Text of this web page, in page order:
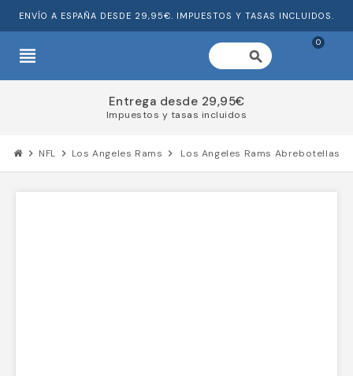
ENVÍO A ESPAÑA DESDE 29,95€. IMPUESTOS Y TASAS INCLUIDOS.
view_headline search
0
Entrega desde 29,95€
Impuestos y tasas incluidos
chevron_right NFL chevron_right Los Angeles Rams chevron_right Los Angeles Rams Abrebotellas